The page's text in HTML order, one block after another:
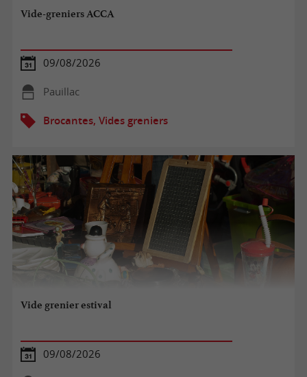
Vide-greniers ACCA
09/08/2026
Pauillac
Brocantes, Vides greniers
Vide grenier estival
09/08/2026